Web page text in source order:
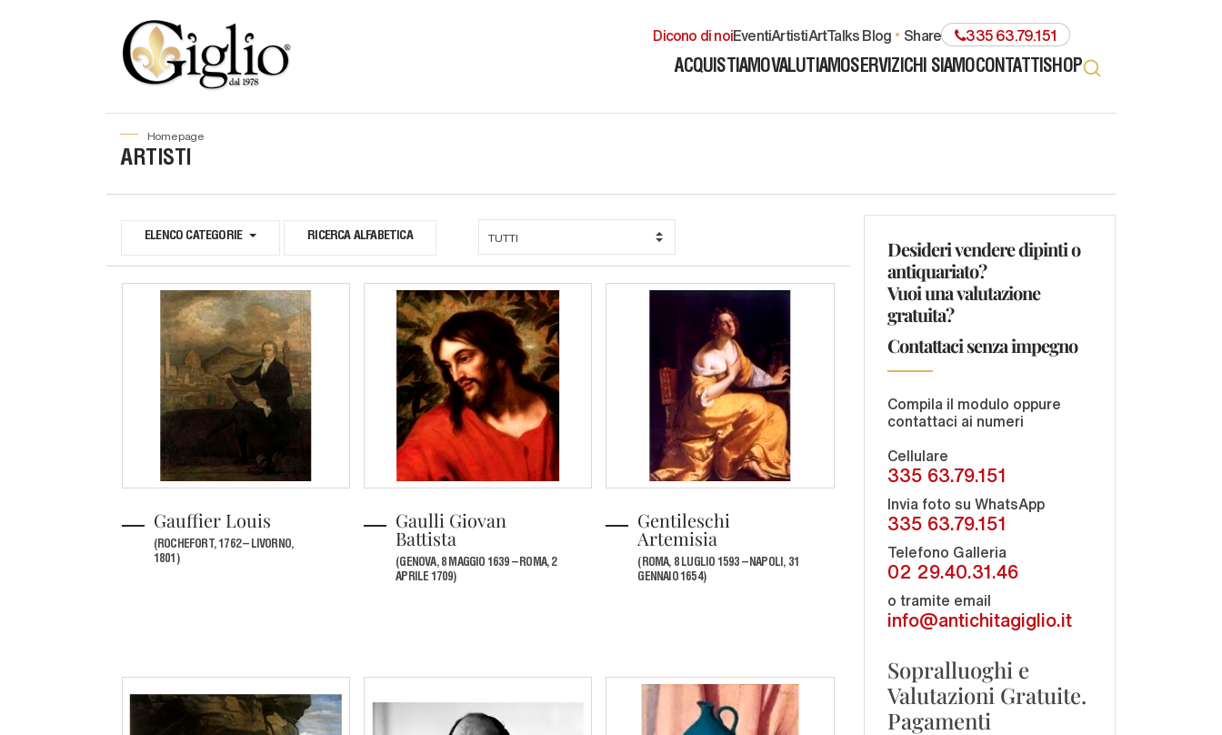
Dicono di noiEventiArtistiArtTalks Blog share 335 63.79.151
ACQUISTIAMOVALUTIAMOSERVIZICHI SIAMOCONTATTISHOP
home page
ARTISTI
ELENCO CATEGORIE RICERCA ALFABETICA
Gauffier Louis
(ROCHEFORT, 1762 – LIVORNO,
1801)
Gaulli Giovan
Battista
(GENOVA, 8 MAGGIO 1639 – ROMA, 2
APRILE 1709)
Gentileschi
Artemisia
(ROMA, 8 LUGLIO 1593 – NAPOLI, 31
GENNAIO 1654)
Desideri vendere dipinti o
antiquariato?
Vuoi una valutazione
gratuita?
Contattaci senza impegno
Compila il modulo oppure
contattaci ai numeri
Cellulare
335 63.79.151
Invia foto su WhatsApp
335 63.79.151
Telefono Galleria
02 29.40.31.46
o tramite email
info@antichitagiglio.it
Sopralluoghi e
Valutazioni Gratuite.
Pagamenti